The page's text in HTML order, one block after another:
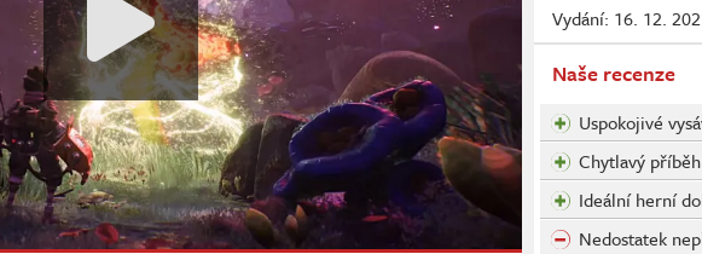
Vydání: 16. 12.
Naše recenze
Uspokojivé
Chytlavý příběh
Ideální herní
Nedostatek